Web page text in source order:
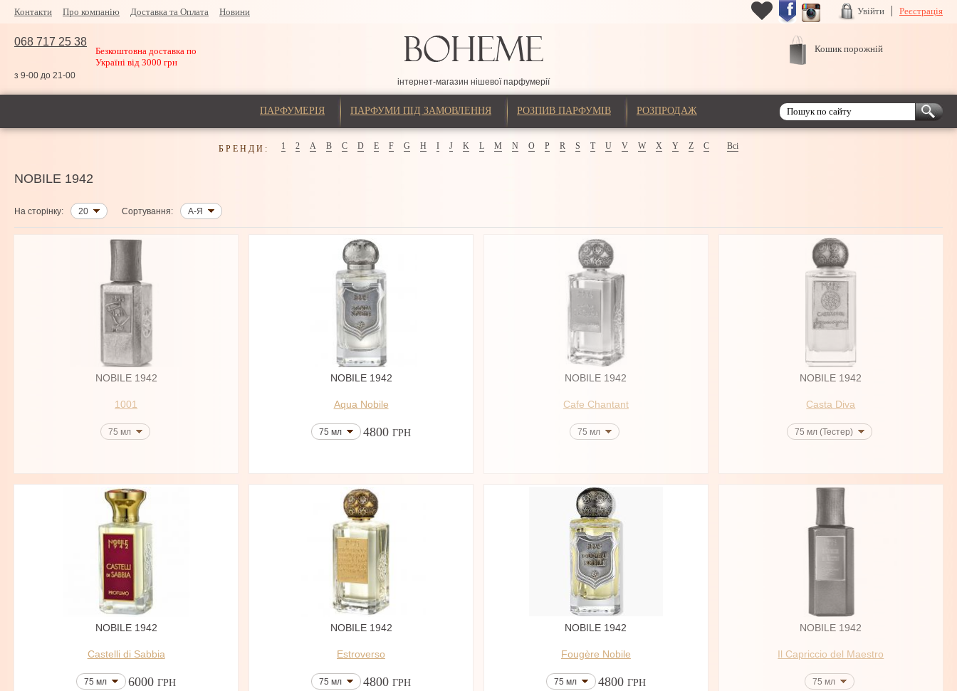
Контакти Про компанію Доставка та Оплата Новини Увійти Реєстрація
068 717 25 38
Безкоштовна доставка по
Україні від 3000 грн
з 9-00 до 21-00
інтернет-магазин нішевої парфумерії
Кошик порожній
ПАРФУМЕРІЯ ПАРФУМИ ПІД ЗАМОВЛЕННЯ РОЗПИВ ПАРФУМІВ РОЗПРОДАЖ
БРЕНДИ: 1 2 A B C D E F G H I J K L M N O P R S T U V W X Y Z С Всі
NOBILE 1942
На сторінку: 20 Сортування: А-Я
NOBILE 1942
1001
75 мл
NOBILE 1942
Aqua Nobile
75 мл 4800 ГРН
NOBILE 1942
Cafe Chantant
75 мл
NOBILE 1942
Casta Diva
75 мл (Тестер)
NOBILE 1942
Castelli di Sabbia
75 мл 6000 ГРН
NOBILE 1942
Estroverso
75 мл 4800 ГРН
NOBILE 1942
Fougère Nobile
75 мл 4800 ГРН
NOBILE 1942
Il Capriccio del Maestro
75 мл